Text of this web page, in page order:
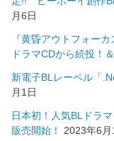
月6日
『黄昏アウトフォー
ドラマCDから続投！
新電子BLレーベル「
月1日
日本初！人気BLドラ
販売開始！
2023年6月